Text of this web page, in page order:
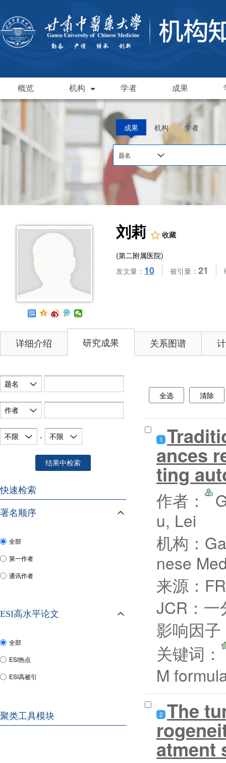
概览 机构 学者 成果
成果 机构 学者
题名
刘莉 收藏
(第二附属医院)
发文量： 10 被引量： 21
详细介绍 研究成果 关系图谱
题名
作者
不限 - 不限
结果中检索
快速检索
署名顺序
全部
第一作者
通讯作者
ESI高水平论文
全部
ESI热点
ESI高被引
聚类工具模块
全选 清除
1
ances
ting
作者：
u, Lei
机构：
nese
来源：
JCR：一
影响因
关键词：
M
2 The
atment